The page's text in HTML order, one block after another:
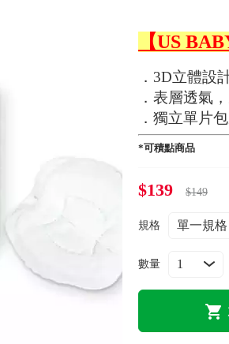
【US
．3D立體設
．表層透氣
．獨立單片
*可積點商品
$139 $149
規格
數量